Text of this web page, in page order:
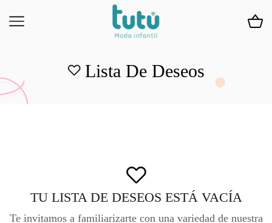
Lista De Deseos
TU LISTA DE DESEOS ESTÁ VACÍA
Te invitamos a familiarizarte con una variedad de nuestra